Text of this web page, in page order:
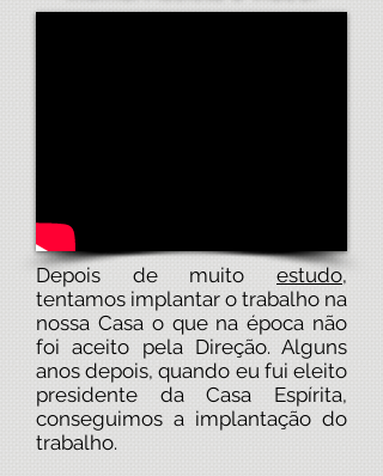
Depois de muito estudo,
tentamos implantar o trabalho na
nossa Casa o que na época não
foi aceito pela Direção. Alguns
anos depois, quando eu fui eleito
presidente da Casa Espírita,
conseguimos a implantação do
trabalho.